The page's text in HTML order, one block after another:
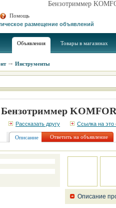
Бензотриммер
Помощь
размещение объявлений
Объявления Товары в магазинах
Инструменты
Бензотриммер
Рассказать другу Ссылка на это
Описание Ответить на объявление
Описание